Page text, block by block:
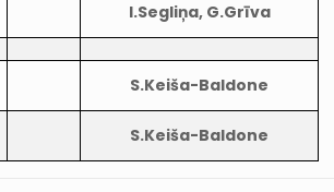
I.Segliņa, G.Grīva
S.Keiša-Baldone
S.Keiša-Baldone